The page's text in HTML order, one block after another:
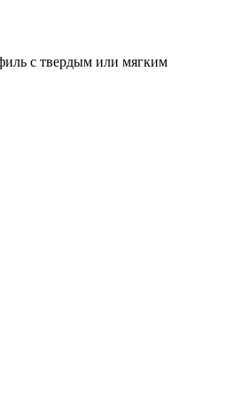
с твердым или мягким